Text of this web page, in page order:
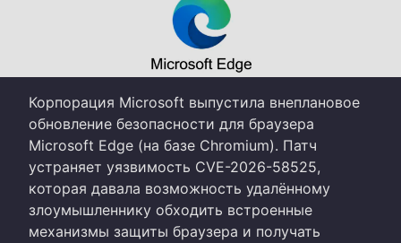
Корпорация Microsoft выпустила внеплановое
обновление безопасности для браузера
Microsoft Edge (на базе Chromium). Патч
устраняет уязвимость CVE-2026-58525,
которая давала возможность удалённому
злоумышленнику обходить встроенные
механизмы защиты браузера и получать